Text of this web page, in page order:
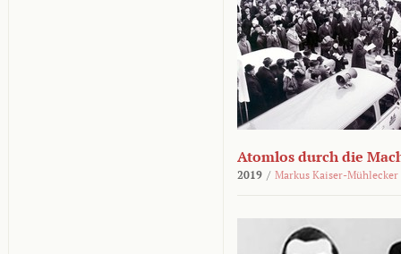
Atomlos durch die
2019 / Markus Kaiser-Mühlecker